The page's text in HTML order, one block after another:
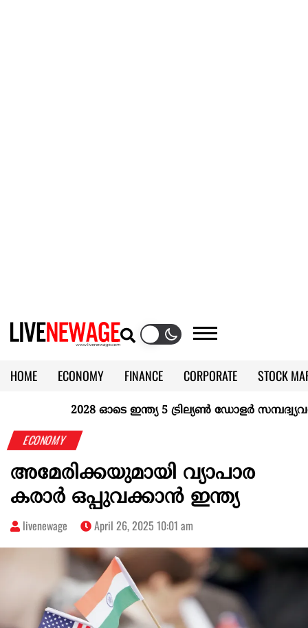
HOME ECONOMY FINANCE CORPORATE
STOCK
KERALA @70
2028 ഓടെ ഇന്ത്യ 5 ട്രില്യണ്‍ ഡോളര്‍
ECONOMY
അമേരിക്കയുമായി വ്യാപാര
കരാർ ഒപ്പുവക്കാൻ ഇന്ത്യ
livenewage April 26, 2025 10:01 am